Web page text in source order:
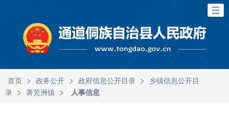
首页 > 政务公开 > 政府信息公开目录 >
乡镇信息公开目
录 > 菁芜洲镇 > 人事信息